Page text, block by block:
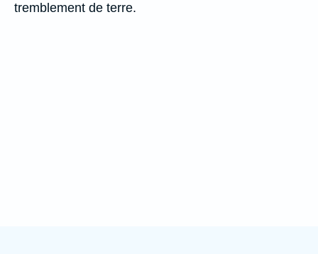
tremblement de terre.